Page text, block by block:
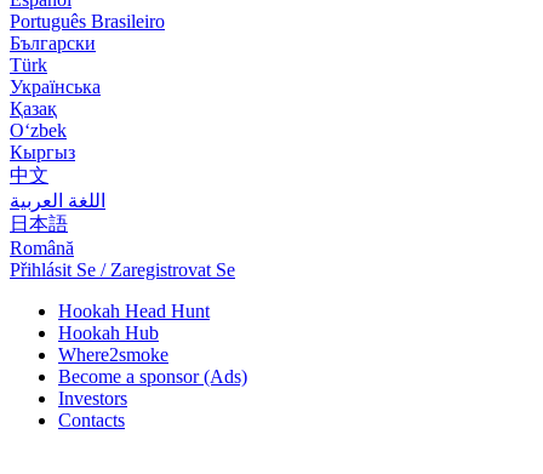
Português Brasileiro
Български
Türk
Українська
Қазақ
Оʻzbek
Кыргыз
中文
اللغة العربية
日本語
Română
Přihlásit Se / Zaregistrovat Se
Hookah Head Hunt
Hookah Hub
Where2smoke
Become a sponsor (Ads)
Investors
Contacts